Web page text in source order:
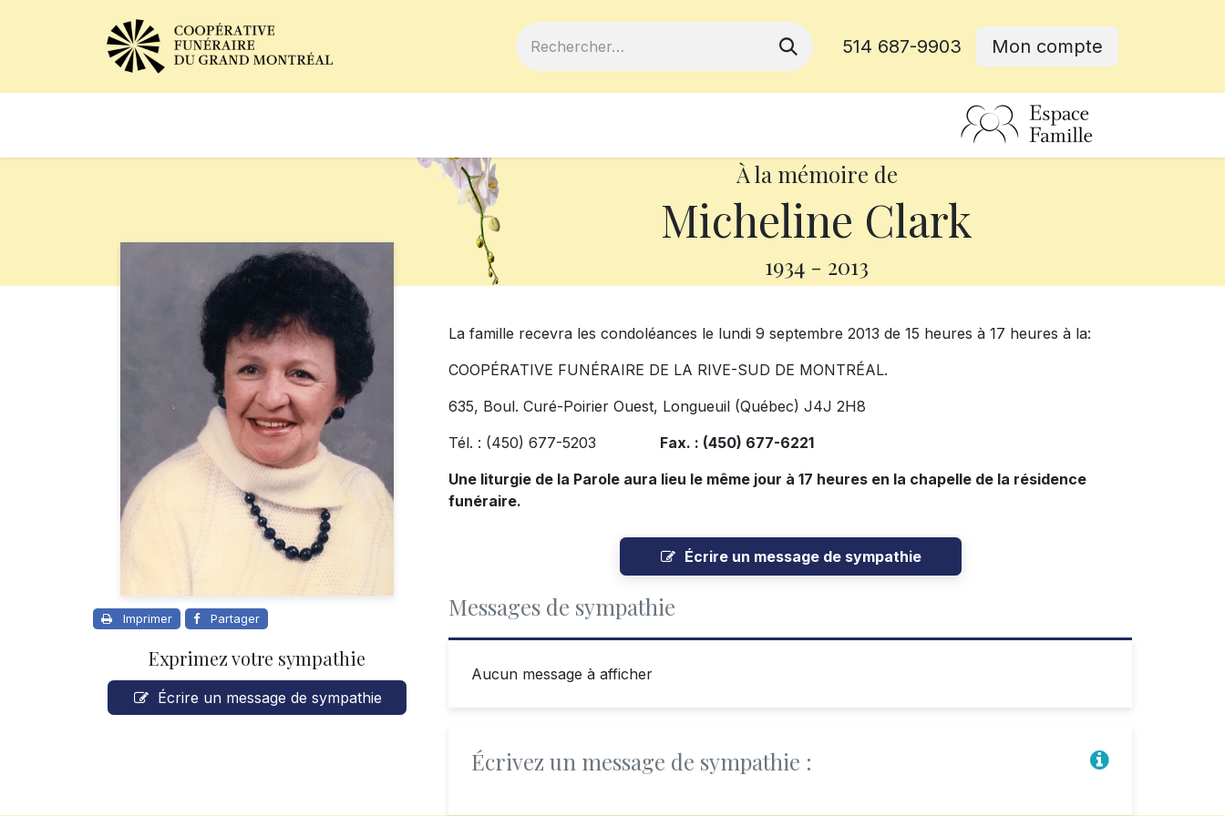
514 687-9903 Mon compte
À la mémoire de
Micheline Clark
1934 - 2013
Imprimer Partager
Exprimez votre sympathie
Écrire un message de sympathie
La famille recevra les condoléances le lundi 9 septembre 2013 de 15 heures à 17 heures à la:
COOPÉRATIVE FUNÉRAIRE DE LA RIVE-SUD DE MONTRÉAL.
635, Boul. Curé-Poirier Ouest, Longueuil (Québec) J4J 2H8
Tél. : (450) 677-5203 Fax. : (450) 677-6221
Une liturgie de la Parole aura lieu le même jour à 17 heures en la chapelle de la résidence
funéraire.
Écrire un message de sympathie
Messages de sympathie
Aucun message à afficher
Écrivez un message de sympathie :